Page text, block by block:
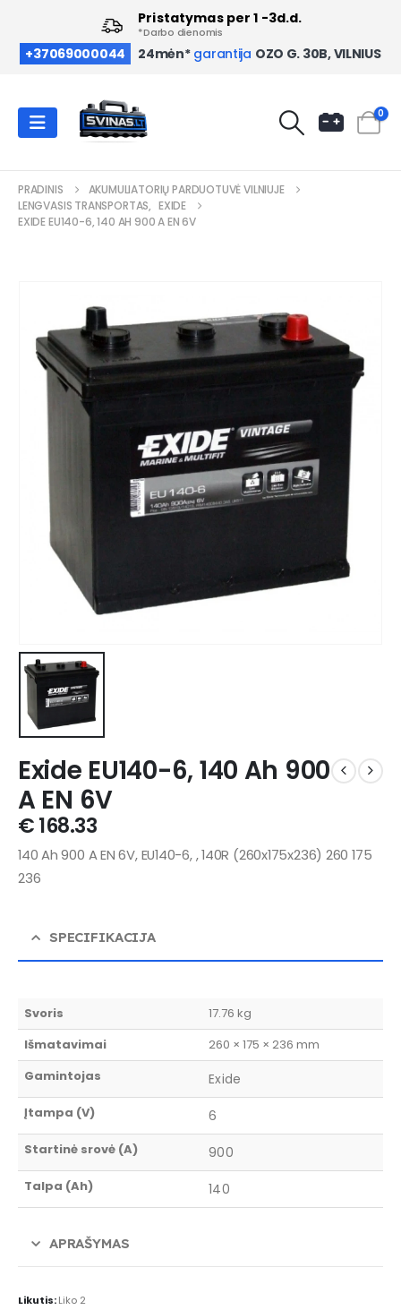
+37069000044 24mėn* garantija OZO G. 30B, VILNIUS
Pristatymas per 1 -3d.d.
*Darbo dienomis
0
PRADINIS
AKUMULIATORIŲ PARDUOTUVĖ VILNIUJE
LENGVASIS TRANSPORTAS, EXIDE
EXIDE EU140-6, 140 AH 900 A EN 6V
Exide EU140-6, 140 Ah 900
A EN 6V
€168.33
140 Ah 900 A EN 6V, EU140-6, , 140R (260x175x236) 260 175
236
SPECIFIKACIJA
Svoris
17.76 kg
Išmatavimai
260 × 175 × 236 mm
Gamintojas
Exide
Įtampa (V) 6
Startinė srovė (A) 900
Talpa (Ah) 140
APRAŠYMAS
Likutis:Liko 2